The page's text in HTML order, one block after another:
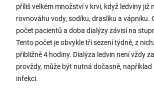
příliš velkém množství v krvi, když ledviny již
rovnováhu vody, sodíku, draslíku a vápníku.
počet pacientů a doba dialýzy závisí na
Tento počet je obvykle tři sezení týdně, z
přibližně 4 hodiny. Dialýza ledvin není vždy
provždy, může být nutná dočasně, například
infekci.